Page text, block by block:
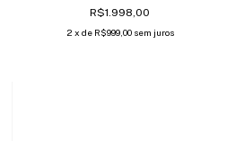
R$1.998,00
2 x de R$999,00 sem juros